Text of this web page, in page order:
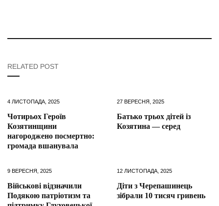
RELATED POST
4 ЛИСТОПАДА, 2025
Чотирьох Героїв
Козятинщини
нагороджено посмертно:
громада вшанувала
27 ВЕРЕСНЯ, 2025
Батько трьох дітей із
Козятина — серед
9 ВЕРЕСНЯ, 2025
Військові відзначили
Подякою патріотизм та
12 ЛИСТОПАДА, 2025
Діти з Черепашинець
зібрали 10 тисяч гривень